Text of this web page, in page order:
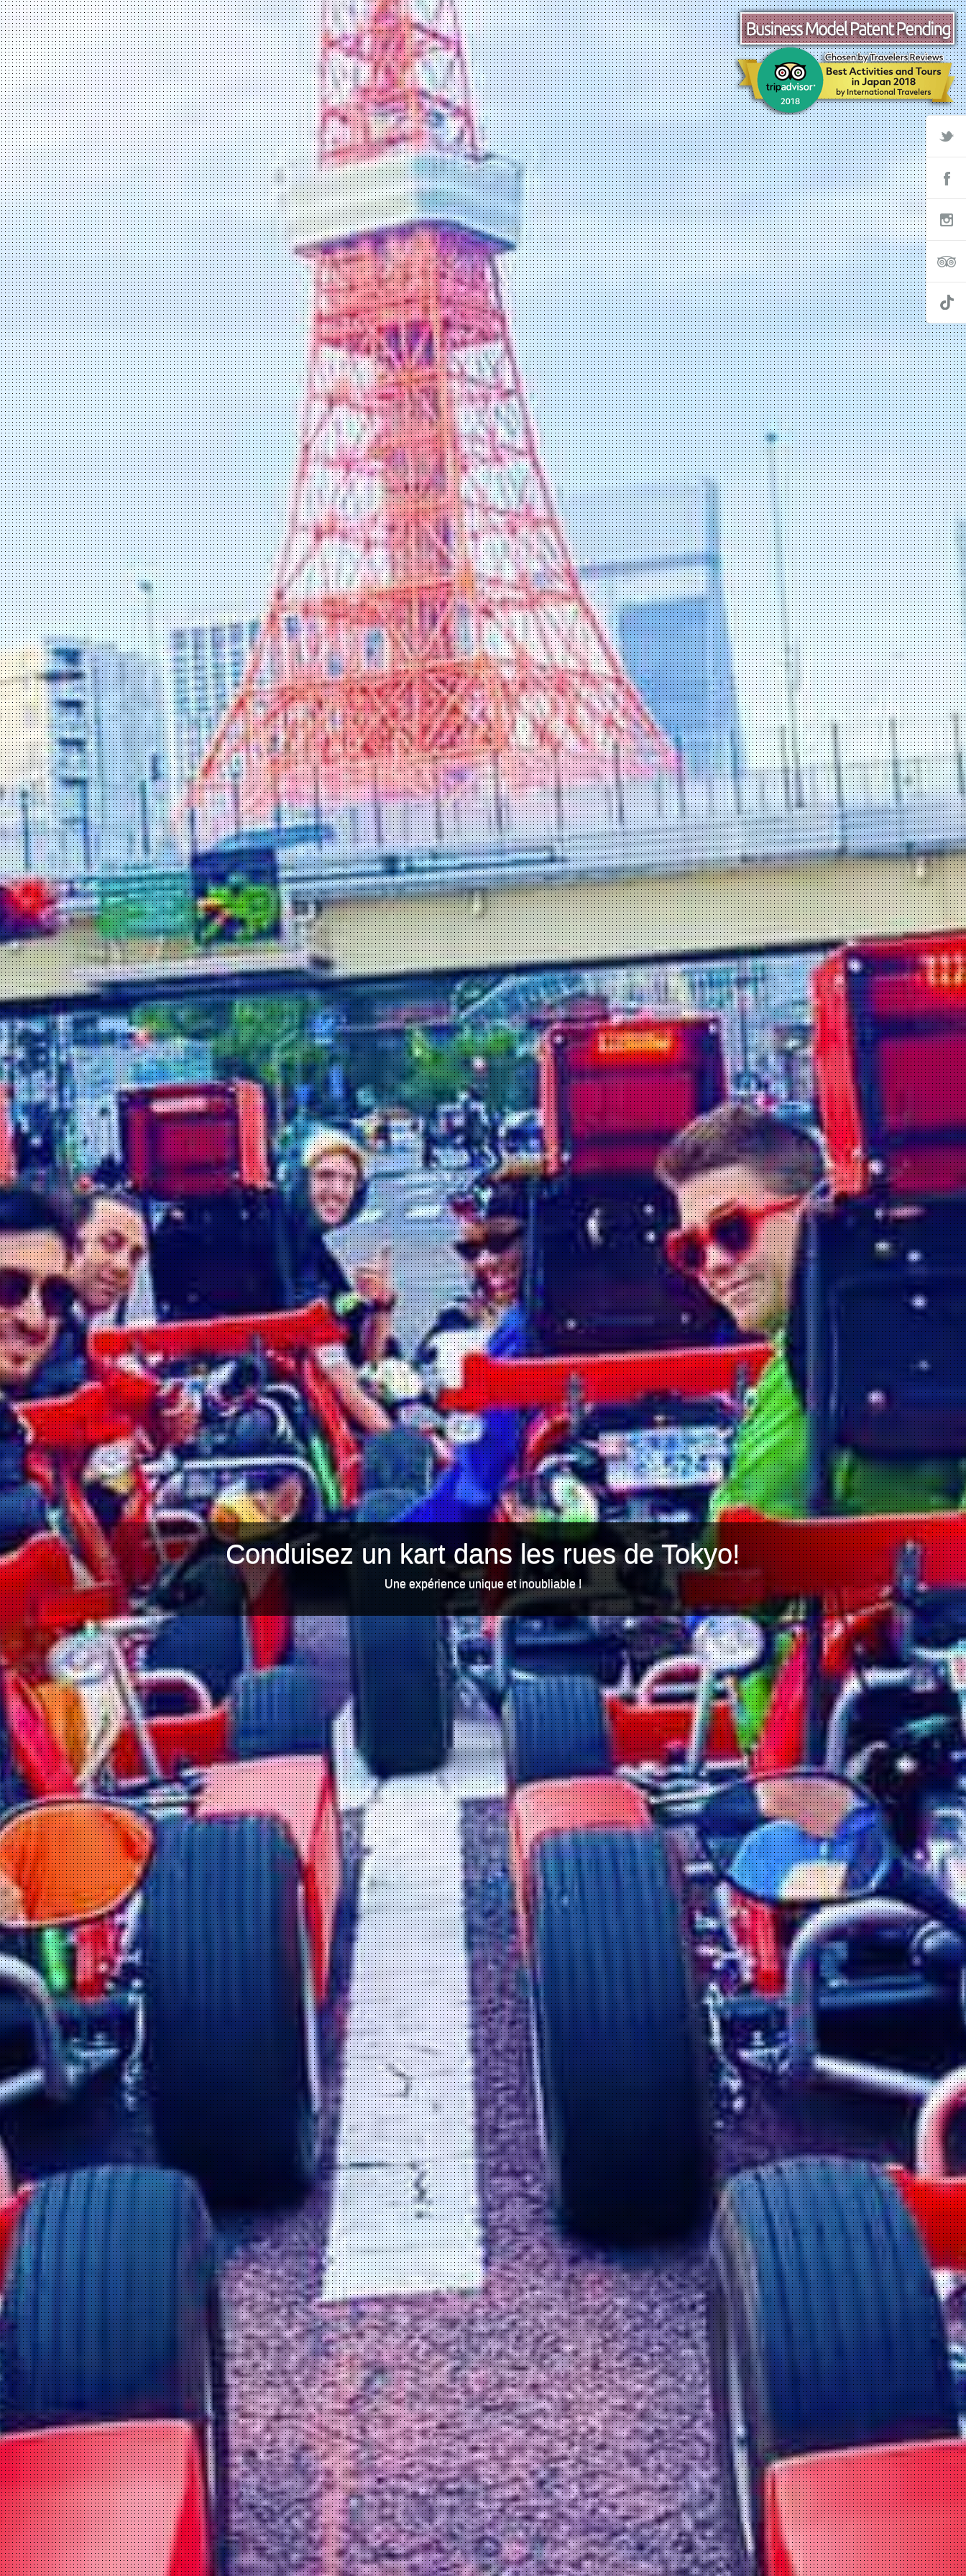
Conduisez un kart dans les rues de Tokyo!
Une expérience unique et inoubliable !